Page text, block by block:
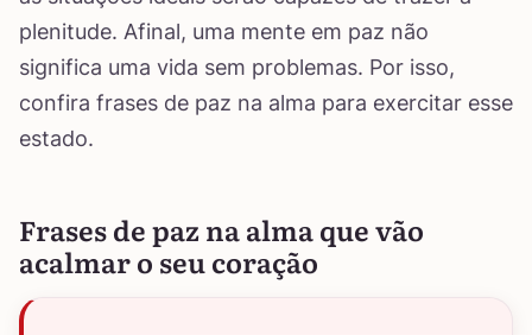
plenitude. Afinal, uma mente em paz não
significa uma vida sem problemas. Por isso,
confira frases de paz na alma para exercitar esse
estado.
Frases de paz na alma que vão
acalmar o seu coração